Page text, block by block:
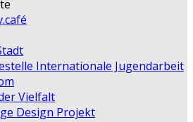
Internationale Jugendarbeit
Vielfalt
Design Projekt